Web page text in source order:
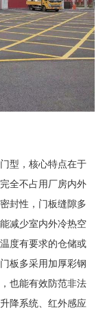
型，核心特点在于
全不占用厂房内外
封性，门板缝隙多
减少室内外冷热空
度有要求的仓储或
板多采用加厚彩钢
也能有效防范非法
降系统、红外感应